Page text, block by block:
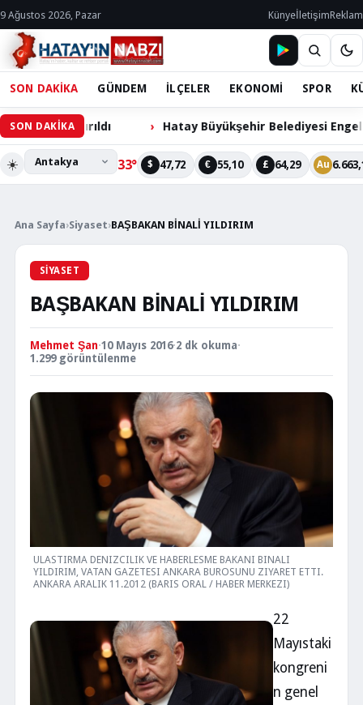
9 Ağustos 2026, Pazar KünyeİletişimReklam
SON DAKİKA GÜNDEM İLÇELER EKONOMİ SPOR
SON DAKİKA Hatay Büyükşehir Belediyesi Engelli
☀️ 33° $ 47,72 € 55,10 £ 64,29 Au
Ana Sayfa›Siyaset›BAŞBAKAN BİNALİ YILDIRIM
SIYASET
BAŞBAKAN BİNALİ YILDIRIM
Mehmet Şan·10 Mayıs 2016·2 dk okuma·
1.299 görüntülenme
ULASTIRMA DENIZCILIK VE HABERLESME BAKANI BINALI
YILDIRIM, VATAN GAZETESI ANKARA BUROSUNU ZIYARET ETTI.
ANKARA ARALIK 11.2012 (BARIS ORAL / HABER MERKEZI)
22
Mayıstaki
kongreni
n genel